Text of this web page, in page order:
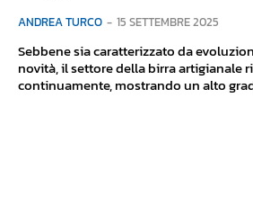
ANDREA TURCO - 15 SETTEMBRE 2025
Sebbene sia caratterizzato da
novità, il settore della birra artigianale
continuamente, mostrando un alto